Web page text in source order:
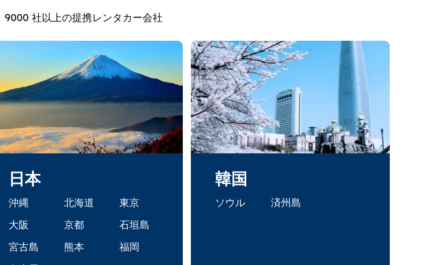
9000 社以上の提携レンタカー会社
日本
沖縄 北海道
東京
大阪
京都
石垣島
宮古島
熊本
福岡
韓国
ソウル 済州島